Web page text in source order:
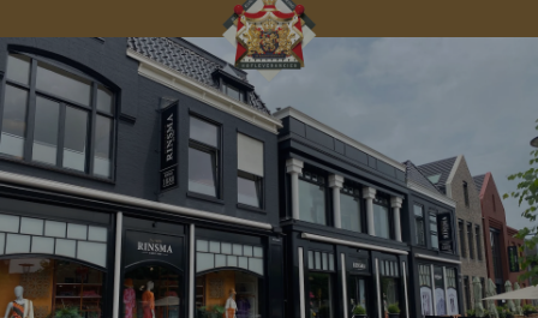
drankje
Gratis retourneren in
de winkel
Deskundig
kledingadvies